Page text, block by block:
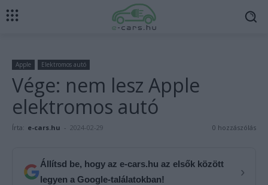
Apple Elektromos autó
Vége: nem lesz Apple
elektromos autó
Írta: e-cars.hu - 2024-02-29 0 hozzászólás
Állítsd be, hogy az e-cars.hu az elsők között
legyen a Google-találatokban!
›